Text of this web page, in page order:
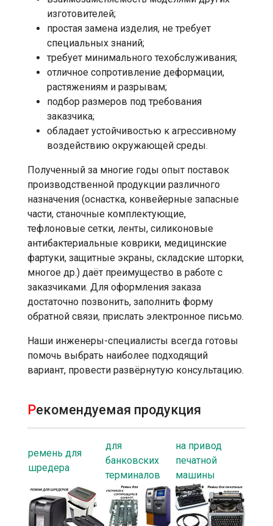
изготовителей;
простая замена изделия, не требует
специальных знаний;
требует минимального техобслуживания;
отличное сопротивление деформации,
растяжениям и разрывам;
подбор размеров под требования
заказчика;
обладает устойчивостью к агрессивному
воздействию окружающей среды.
Полученный за многие годы опыт поставок
производственной продукции различного
назначения (оснастка, конвейерные запасные
части, станочные комплектующие,
тефлоновые сетки, ленты, силиконовые
антибактериальные коврики, медицинские
фартуки, защитные экраны, складские шторки,
многое др.) даёт преимущество в работе с
заказчиками. Для оформления заказа
достаточно позвонить, заполнить форму
обратной связи, прислать электронное письмо.
Наши инженеры-специалисты всегда готовы
помочь выбрать наиболее подходящий
вариант, провести развёрнутую консультацию.
Рекомендуемая продукция
ремень для
шредера
для
банковских
терминалов
на привод
печатной
машины